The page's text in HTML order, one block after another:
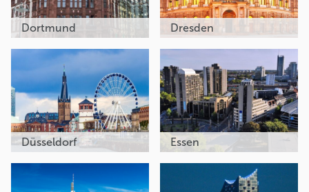
Dortmund Dresden
Düsseldorf Essen